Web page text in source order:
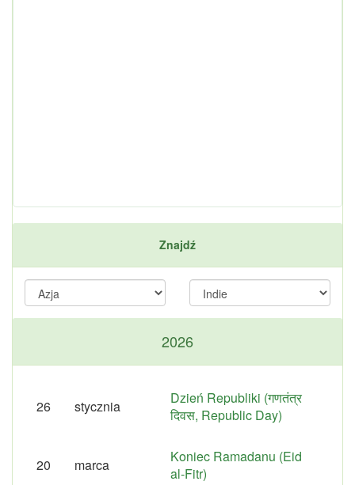
Znajdź
2026
26 stycznia
Dzień Republiki (गणतंत्र
दिवस, Republic Day)
20 marca
Koniec Ramadanu (Eid
al-Fitr)